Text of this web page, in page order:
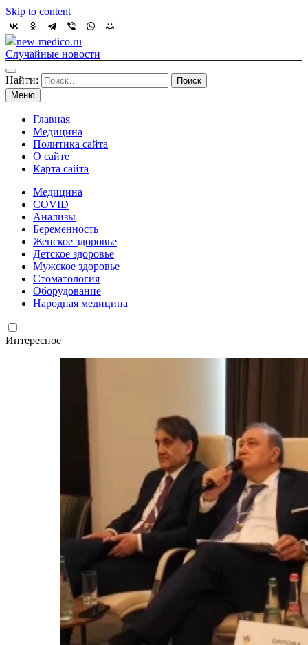
Skip to content
new-medico.ru
Случайные новости
Найти:
Меню
Главная
Медицина
Политика сайта
О сайте
Карта сайта
Медицина
COVID
Анализы
Беременность
Женское здоровье
Детское здоровье
Мужское здоровье
Стоматология
Оборудование
Народная медицина
Интересное